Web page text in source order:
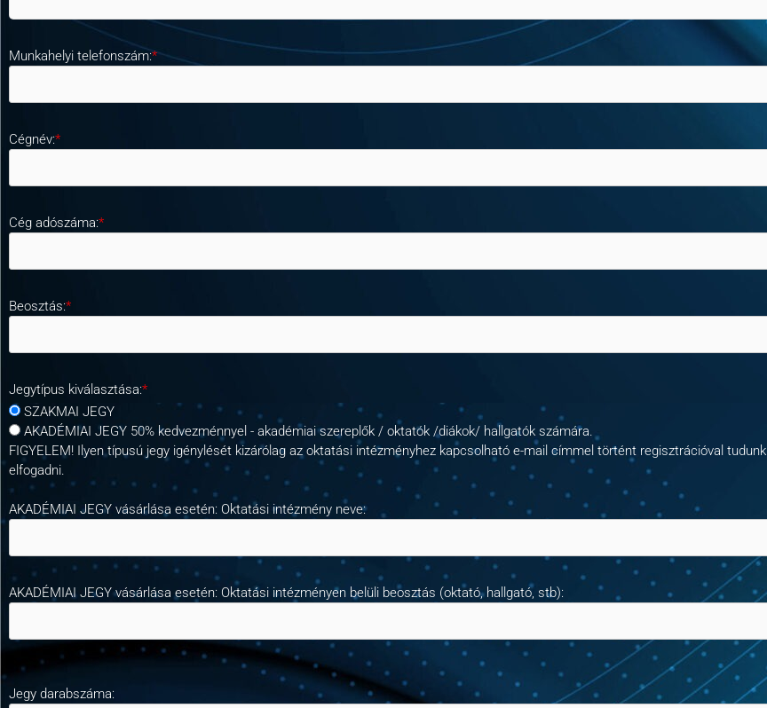
Munkahelyi telefonszám:*
Cégnév:*
Cég adószáma:*
Beosztás:*
Jegytípus kiválasztása:*
SZAKMAI JEGY
AKADÉMIAI JEGY 50% kedvezménnyel - akadémiai szereplők / oktatók /diákok/ hallgatók számára.
FIGYELEM! Ilyen típusú jegy igénylését kizárólag az oktatási intézményhez kapcsolható e-mail címmel történt regisztrációval tudunk
elfogadni.
AKADÉMIAI JEGY vásárlása esetén: Oktatási intézmény neve:
AKADÉMIAI JEGY vásárlása esetén: Oktatási intézményen belüli beosztás (oktató, hallgató, stb):
Jegy darabszáma: